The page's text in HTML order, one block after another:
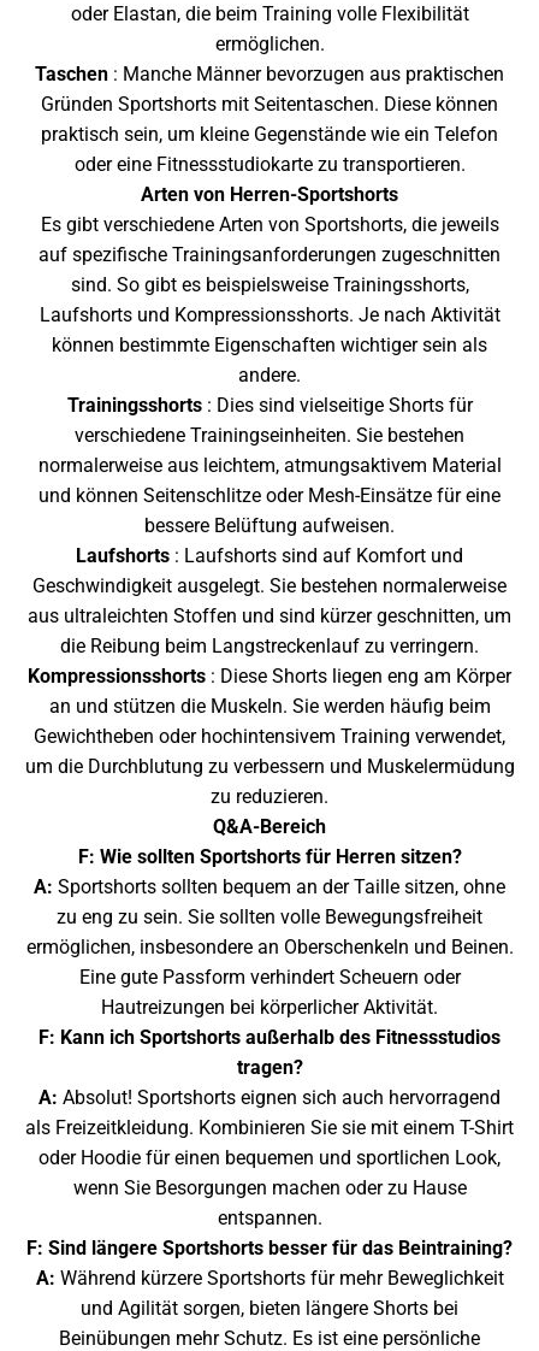
oder Elastan, die beim Training volle Flexibilität
ermöglichen.
Taschen : Manche Männer bevorzugen aus praktischen
Gründen Sportshorts mit Seitentaschen. Diese können
praktisch sein, um kleine Gegenstände wie ein Telefon
oder eine Fitnessstudiokarte zu transportieren.
Arten von Herren-Sportshorts
Es gibt verschiedene Arten von Sportshorts, die jeweils
auf spezifische Trainingsanforderungen zugeschnitten
sind. So gibt es beispielsweise Trainingsshorts,
Laufshorts und Kompressionsshorts. Je nach Aktivität
können bestimmte Eigenschaften wichtiger sein als
andere.
Trainingsshorts: Dies sind vielseitige Shorts für
verschiedene Trainingseinheiten. Sie bestehen
normalerweise aus leichtem, atmungsaktivem Material
und können Seitenschlitze oder Mesh-Einsätze für eine
bessere Belüftung aufweisen.
Laufshorts : Laufshorts sind auf Komfort und
Geschwindigkeit ausgelegt. Sie bestehen normalerweise
aus ultraleichten Stoffen und sind kürzer geschnitten, um
die Reibung beim Langstreckenlauf zu verringern.
Kompressionsshorts : Diese Shorts liegen eng am Körper
an und stützen die Muskeln. Sie werden häufig beim
Gewichtheben oder hochintensivem Training verwendet,
um die Durchblutung zu verbessern und Muskelermüdung
zu reduzieren.
Q&A-Bereich
F: Wie sollten Sportshorts für Herren sitzen?
A: Sportshorts sollten bequem an der Taille sitzen, ohne
zu eng zu sein. Sie sollten volle Bewegungsfreiheit
ermöglichen, insbesondere an Oberschenkeln und Beinen.
Eine gute Passform verhindert Scheuern oder
Hautreizungen bei körperlicher Aktivität.
F: Kann ich Sportshorts außerhalb des Fitnessstudios
tragen?
A: Absolut! Sportshorts eignen sich auch hervorragend
als Freizeitkleidung. Kombinieren Sie sie mit einem T-Shirt
oder Hoodie für einen bequemen und sportlichen Look,
wenn Sie Besorgungen machen oder zu Hause
entspannen.
F: Sind längere Sportshorts besser für das Beintraining?
A: Während kürzere Sportshorts für mehr Beweglichkeit
und Agilität sorgen, bieten längere Shorts bei
Beinübungen mehr Schutz. Es ist eine persönliche